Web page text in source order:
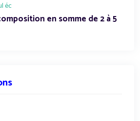
éc
en somme de 2 à 5